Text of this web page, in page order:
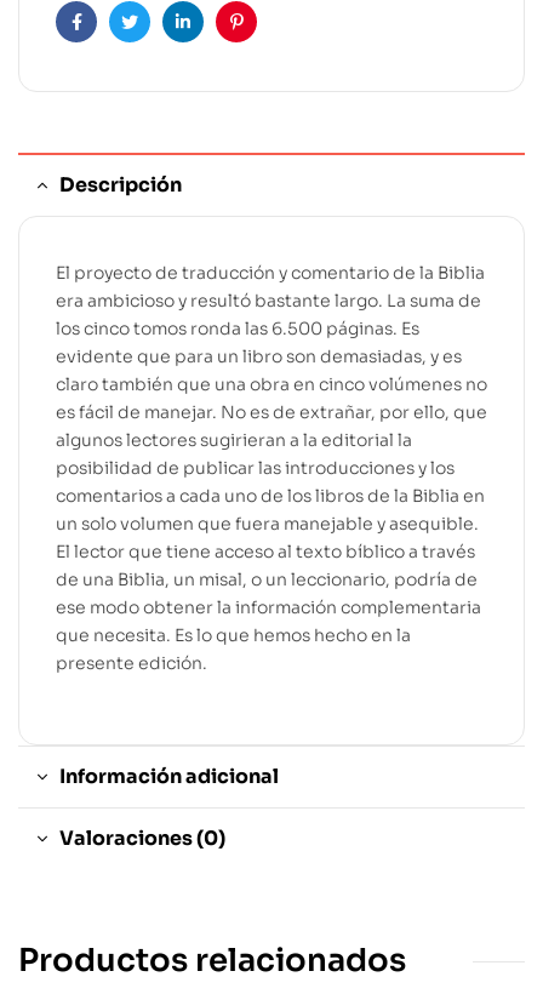
FacebookTwitterLinkedinPinterest
Descripción
El proyecto de traducción y comentario de la Biblia
era ambicioso y resultó bastante largo. La suma de
los cinco tomos ronda las 6.500 páginas. Es
evidente que para un libro son demasiadas, y es
claro también que una obra en cinco volúmenes no
es fácil de manejar. No es de extrañar, por ello, que
algunos lectores sugirieran a la editorial la
posibilidad de publicar las introducciones y los
comentarios a cada uno de los libros de la Biblia en
un solo volumen que fuera manejable y asequible.
El lector que tiene acceso al texto bíblico a través
de una Biblia, un misal, o un leccionario, podría de
ese modo obtener la información complementaria
que necesita. Es lo que hemos hecho en la
presente edición.
Información adicional
Valoraciones (0)
Productos relacionados